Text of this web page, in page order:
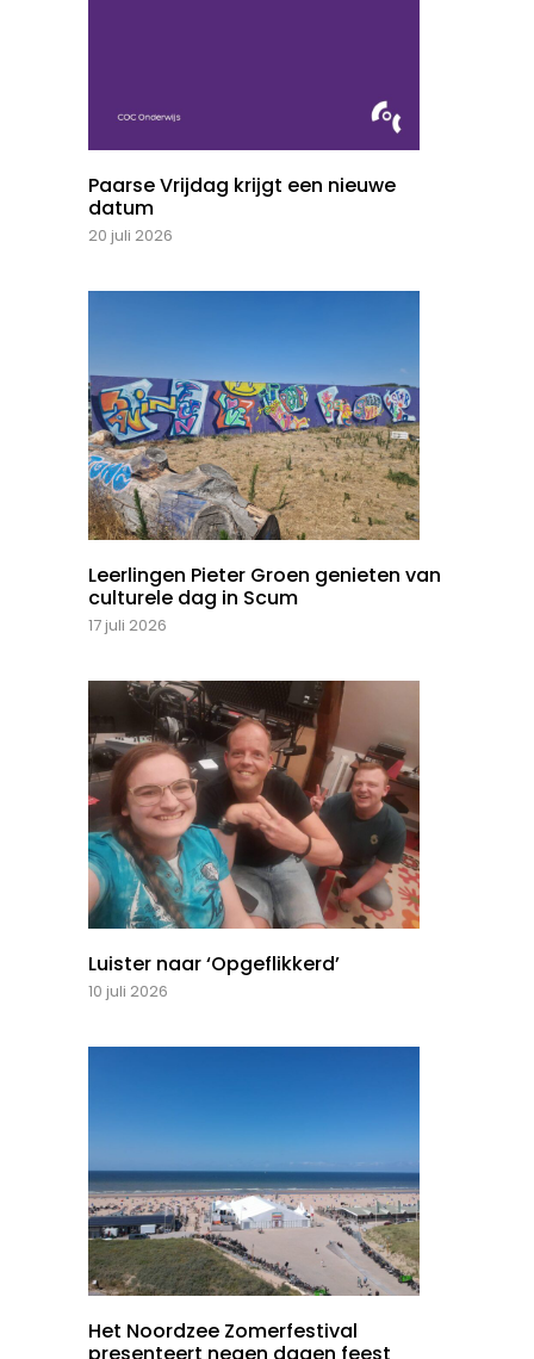
Paarse Vrijdag krijgt een nieuwe
datum
20 juli 2026
Leerlingen Pieter Groen genieten van
culturele dag in Scum
17 juli 2026
Luister naar ‘Opgeflikkerd’
10 juli 2026
Het Noordzee Zomerfestival
presenteert negen dagen feest